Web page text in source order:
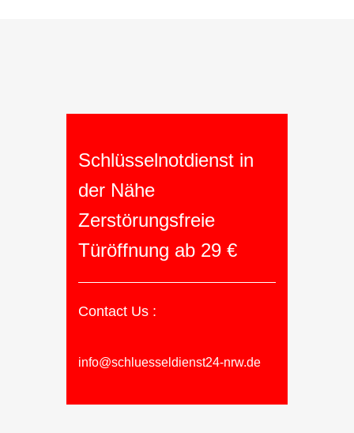
Schlüsselnotdienst in
der Nähe
Zerstörungsfreie
Türöffnung ab 29 €
Contact Us :
info@schluesseldienst24-nrw.de